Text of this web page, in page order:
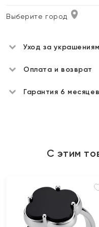
Выберите город
Уход за
Оплата и возврат
Гарантия 6 месяцев
С этим